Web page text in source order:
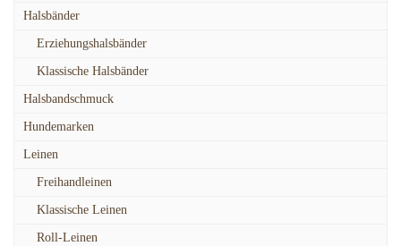
Halsbänder
Erziehungshalsbänder
Klassische Halsbänder
Halsbandschmuck
Hundemarken
Leinen
Freihandleinen
Klassische Leinen
Roll-Leinen